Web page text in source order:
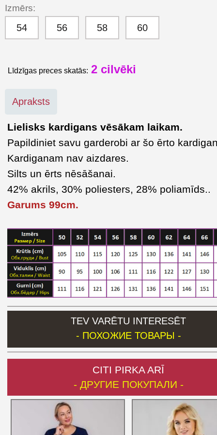
Izmērs:
54 56 58 60
Līdzīgas preces skatās: 2 cilvēki
Apraksts
Lielisks kardigans vēsākam laikam.
Papildiniet savu garderobi ar šo ērto
Kardiganam nav aizdares.
Silts un ērts nēsāšanai.
42% akrils, 30% poliesters, 28% poliamīds..
Garums 99cm.
TEV VARĒTU INTERESĒT
- ПОХОЖИЕ ТОВАРЫ -
CITI PIRKA ARĪ
- ДРУГИЕ ПОКУПАЛИ -